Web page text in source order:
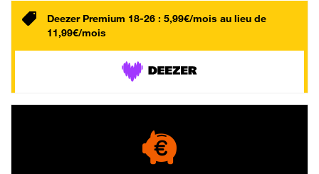
Deezer Premium 18-26 : 5,99€/mois au lieu de
11,99€/mois